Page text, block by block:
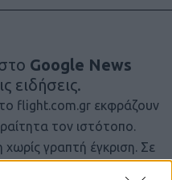
Google News
ειδήσεις.
flight.com.gr εκφράζουν
τον ιστότοπο.
γραπτή έγκριση. Σε
νομικά μέτρα. Ο